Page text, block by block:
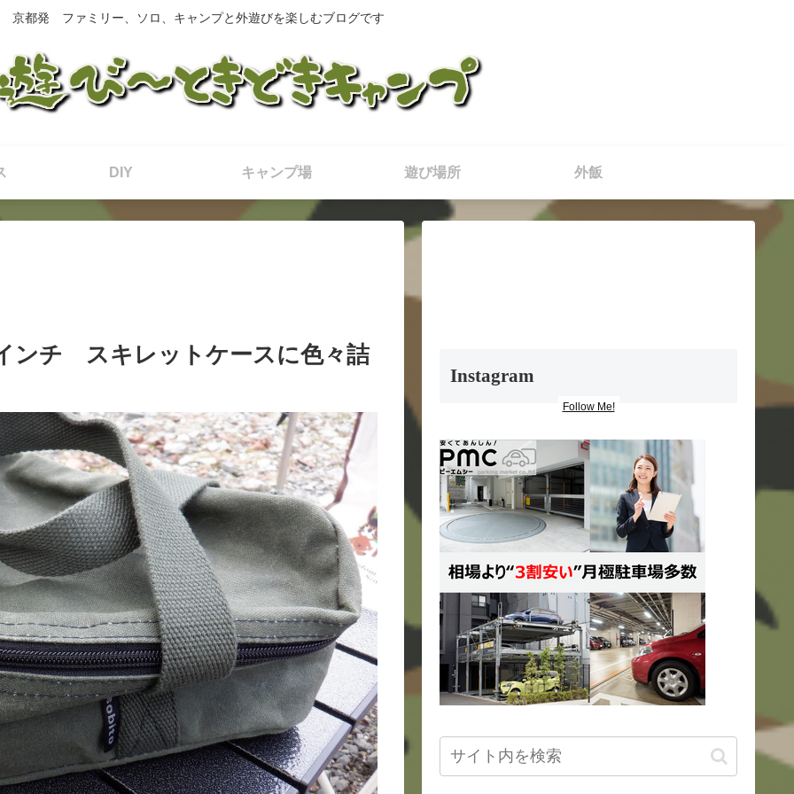
京都発 ファミリー、ソロ、キャンプと外遊びを楽しむブログです
DIY キャンプ場 遊び場所 外飯
ンチ スキレットケースに色々詰
Instagram
Follow Me!